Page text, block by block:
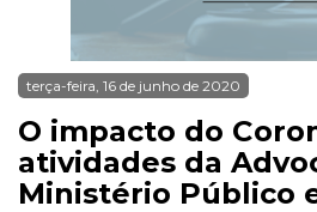
terça-feira, 16 de junho de 2020
O impacto do
atividades da
Ministério Público